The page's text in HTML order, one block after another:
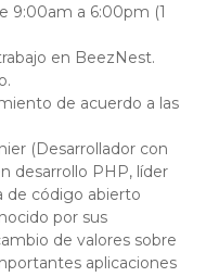
9:00am a 6:00pm (1
en BeezNest.
de acuerdo a las
(Desarrollador con
desarrollo PHP, líder
de código abierto
por sus
de valores sobre
aplicaciones